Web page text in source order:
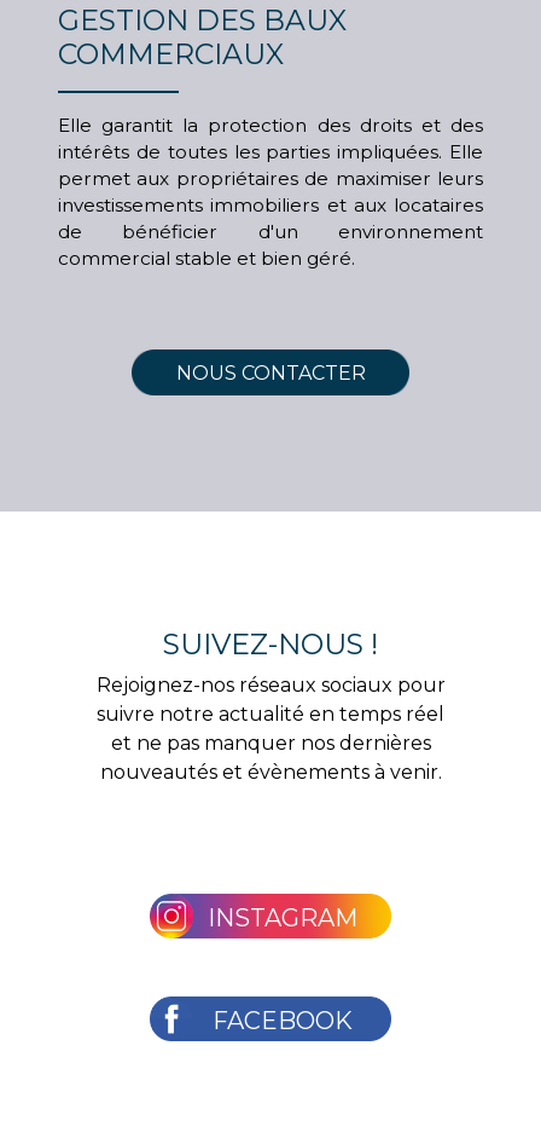
GESTION DES BAUX
COMMERCIAUX
Elle garantit la protection des droits et des
intérêts de toutes les parties impliquées. Elle
permet aux propriétaires de maximiser leurs
investissements immobiliers et aux locataires
de bénéficier d'un environnement
commercial stable et bien géré.
NOUS CONTACTER
SUIVEZ-NOUS !
Rejoignez-nos réseaux sociaux pour
suivre notre actualité en temps réel
et ne pas manquer nos dernières
nouveautés et évènements à venir.
INSTAGRAM
FACEBOOK